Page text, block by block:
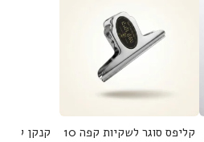
קליפס סוגר לשקיות קפה 10
קנקן